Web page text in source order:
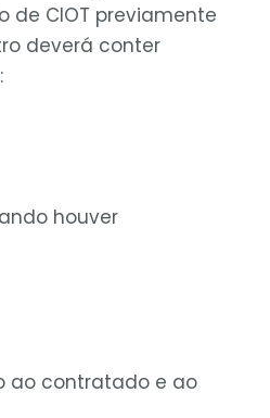
de CIOT previamente
deverá conter
houver
ao contratado e ao